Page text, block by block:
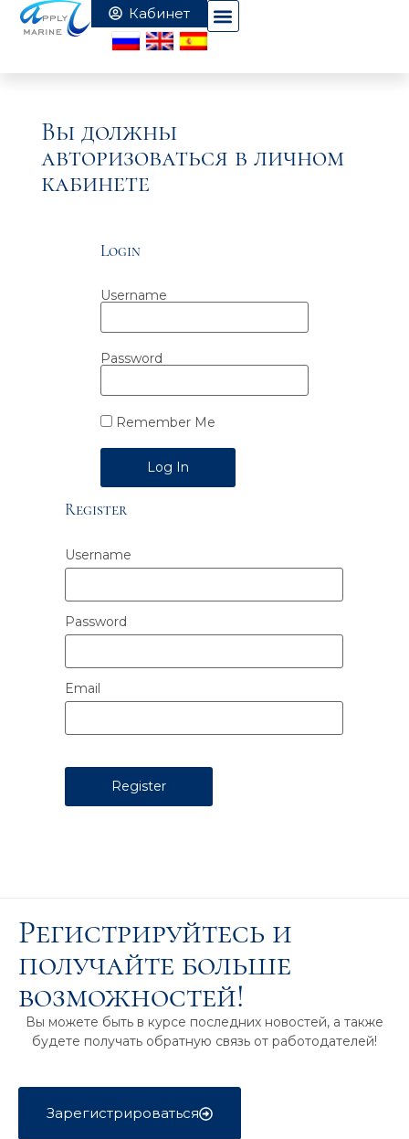
Вы должны
авторизоваться в личном
кабинете
Login
Username
Password
Remember Me
Alternative:
Register
Username
Password
Email
Регистрируйтесь и
получайте больше
возможностей!
Вы можете быть в курсе последних новостей, а также
будете получать обратную связь от работодателей!
Зарегистрироваться